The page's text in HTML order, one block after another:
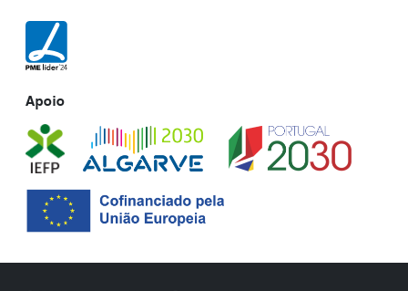
Apoio